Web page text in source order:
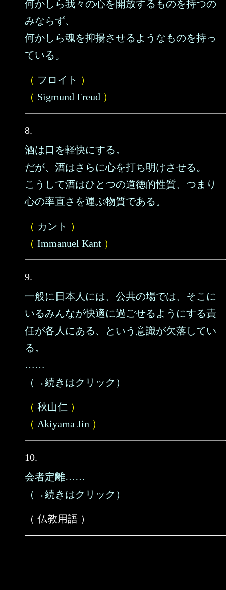
何かしら我々の心を開放するものを持つの
みならず、
何かしら魂を抑揚させるようなものを持っ
ている。
（ フロイト ）
（ Sigmund Freud ）
8.
酒は口を軽快にする。
だが、酒はさらに心を打ち明けさせる。
こうして酒はひとつの道徳的性質、つまり
心の率直さを運ぶ物質である。
（ カント ）
（ Immanuel Kant ）
9.
一般に日本人には、公共の場では、そこに
いるみんなが快適に過ごせるようにする責
任が各人にある、という意識が欠落してい
る。
……
（→続きはクリック）
（ 秋山仁 ）
（ Akiyama Jin ）
10.
会者定離……
（→続きはクリック）
（ 仏教用語 ）